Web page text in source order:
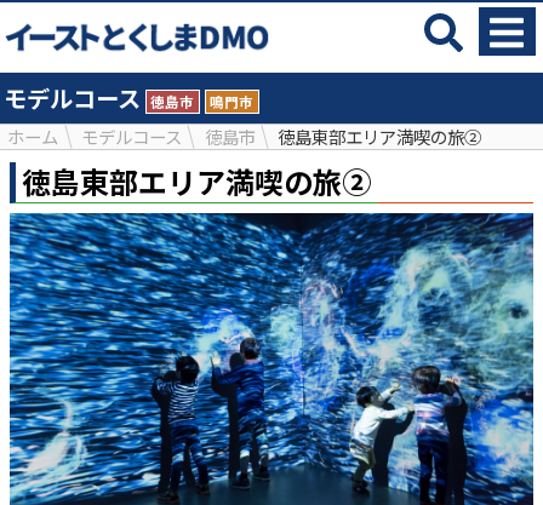
モデルコース 徳島市 鳴門市
ホーム モデルコース 徳島市 徳島東部エリア満喫の旅②
徳島東部エリア満喫の旅②